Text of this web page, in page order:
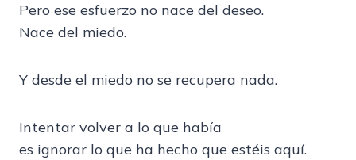
Pero ese esfuerzo no nace del deseo.
Nace del miedo.
Y desde el miedo no se recupera nada.
Intentar volver a lo que había
es ignorar lo que ha hecho que estéis aquí.